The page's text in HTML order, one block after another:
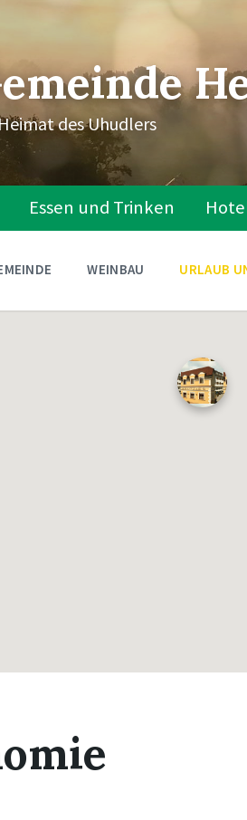
des Uhudlers
Essen und Trinken
WEINBAU URLAUB